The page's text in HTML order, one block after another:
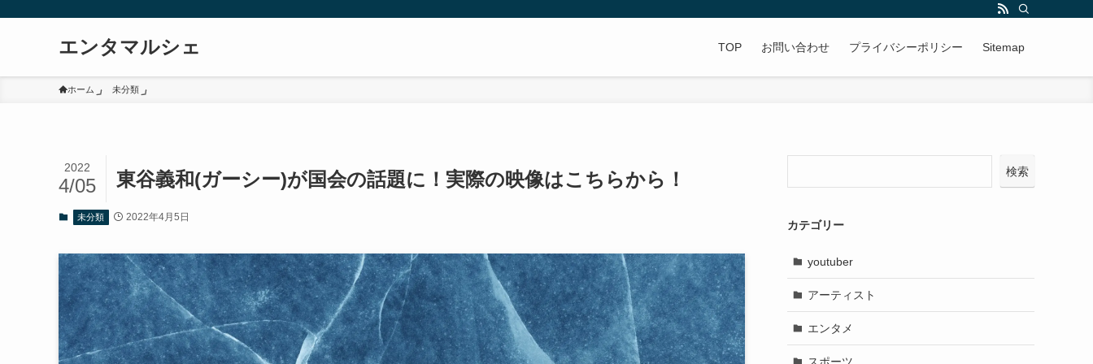
エンタマルシェ TOP お問い合わせ プライバシーポリシー Sitemap
ホーム 未分類
東谷義和(ガーシー)が国会の話題に！実際の映像はこちらから！
2022
4/05
未分類 2022年4月5日
検索
カテゴリー
youtuber
アーティスト
エンタメ
スポーツ